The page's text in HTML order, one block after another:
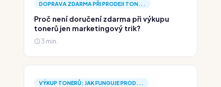
DOPRAVA ZDARMA PŘI PRODEJI TON...
Proč není doručení zdarma při výkupu
tonerů jen marketingový trik?
3 min.
VÝKUP TONERŮ: JAK FUNGUJE PROD...